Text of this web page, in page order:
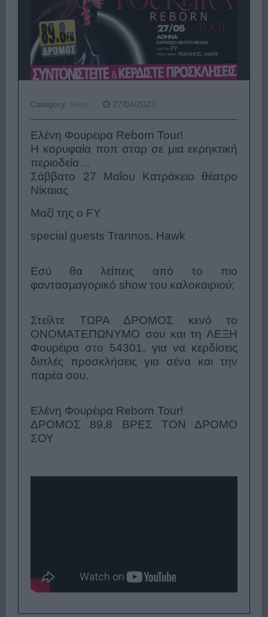
Category: News 27/04/2023
Ελένη Φουρειρα Reborn Tour!
Η κορυφαία ποπ σταρ σε μια εκρηκτική
περιοδεία…
Σάββατο 27 Μαΐου Κατράκειο θέατρο
Νίκαιας
Μαζί της ο FY
special guests Trannos, Hawk
Εσύ θα λείπεις από το πιο
φαντασμαγορικό show του καλοκαιριού;
Στείλτε ΤΩΡΑ ΔΡΟΜΟΣ κενό το
ΟΝΟΜΑΤΕΠΩΝΥΜΟ σου και τη ΛΕΞΗ
Φουρέιρα στο 54301, για να κερδίσεις
διπλές προσκλήσεις για σένα και την
παρέα σου.
Ελένη Φουρέιρα Reborn Tour!
ΔΡΟΜΟΣ 89,8 ΒΡΕΣ ΤΟΝ ΔΡΟΜΟ
ΣΟΥ